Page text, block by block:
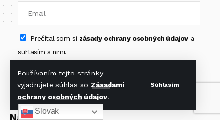
Používaním tejto stránky
vyjadrujete súhlas so Zásadami
ochrany osobných údajov.
Súhlasím
Prečítal som si zásady ochrany osobných údajova
súhlasím s nimi.
Odoberať newsletter
Nájdete nás na
Slovak